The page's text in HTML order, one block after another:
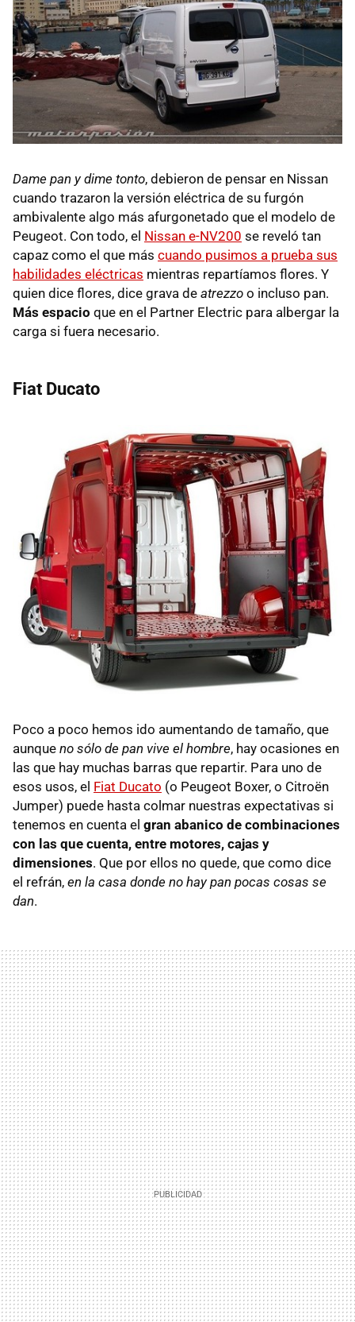
Dame pan y dime tonto, debieron de pensar en Nissan
cuando trazaron la versión eléctrica de su furgón
ambivalente algo más afurgonetado que el modelo de
Peugeot. Con todo, el Nissan e-NV200 se reveló tan
capaz como el que más cuando pusimos a prueba sus
habilidades eléctricas mientras repartíamos flores. Y
quien dice flores, dice grava de atrezzo o incluso pan.
Más espacio que en el Partner Electric para albergar la
carga si fuera necesario.
Fiat Ducato
Poco a poco hemos ido aumentando de tamaño, que
aunque no sólo de pan vive el hombre, hay ocasiones en
las que hay muchas barras que repartir. Para uno de
esos usos, el Fiat Ducato (o Peugeot Boxer, o Citroën
Jumper) puede hasta colmar nuestras expectativas si
tenemos en cuenta el gran abanico de combinaciones
con las que cuenta, entre motores, cajas y
dimensiones. Que por ellos no quede, que como dice
el refrán, en la casa donde no hay pan pocas cosas se
dan.